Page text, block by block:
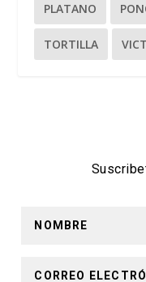
PLATANO
TORTILLA